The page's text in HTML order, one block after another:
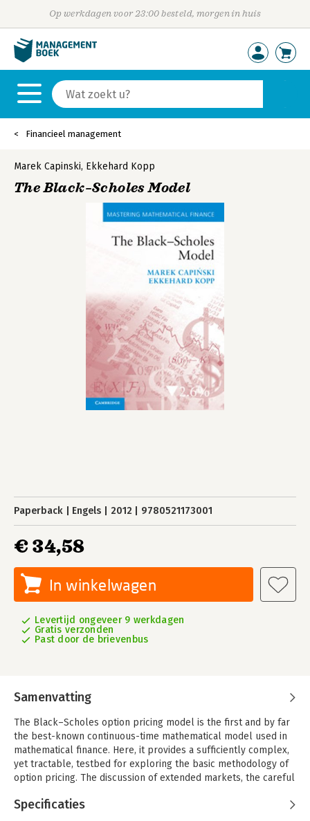
Op werkdagen voor 23:00 besteld, morgen in huis
Financieel management
Marek Capinski, Ekkehard Kopp
The Black–Scholes Model
Paperback Engels 2012 9780521173001
€ 34,58
In winkelwagen
Levertijd ongeveer 9 werkdagen
Gratis verzonden
Past door de brievenbus
Samenvatting
The Black–Scholes option pricing model is the first and by far
the best-known continuous-time mathematical model used in
mathematical finance. Here, it provides a sufficiently complex,
yet tractable, testbed for exploring the basic methodology of
option pricing. The discussion of extended markets, the careful
strategies, the development of pricing formulae for many
Specificaties